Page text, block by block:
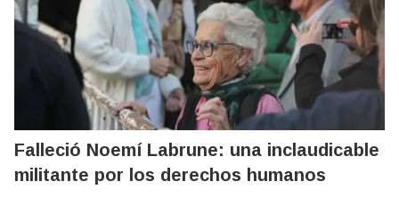
Falleció Noemí Labrune: una inclaudicable
militante por los derechos humanos